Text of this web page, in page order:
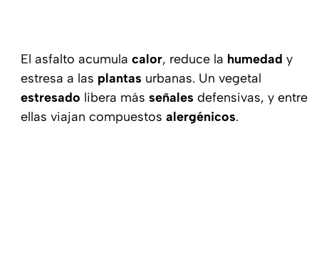
El asfalto acumula calor, reduce la humedad y
estresa a las plantas urbanas. Un vegetal
estresado libera más señales defensivas, y entre
ellas viajan compuestos alergénicos.